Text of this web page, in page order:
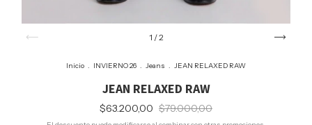
1 /2
Inicio . INVIERNO 26 . Jeans . JEAN RELAXED RAW
JEAN RELAXED RAW
$63.200,00 $79.000,00